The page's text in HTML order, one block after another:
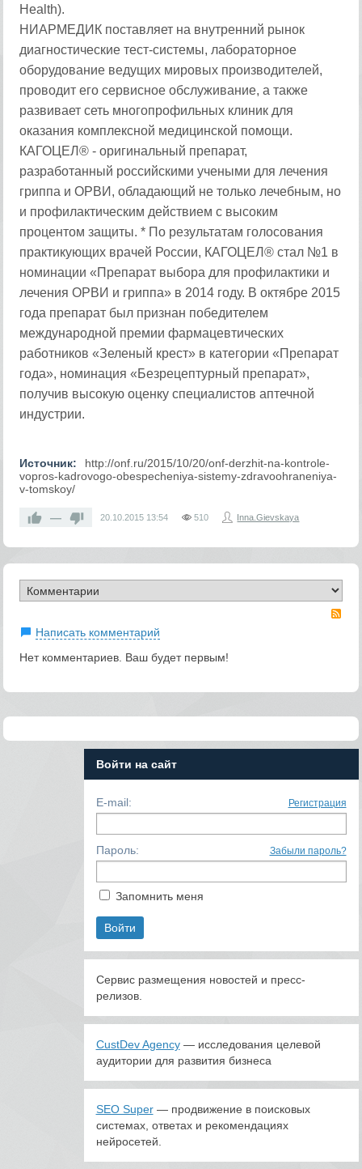
Health).
НИАРМЕДИК поставляет на внутренний рынок
диагностические тест-системы, лабораторное
оборудование ведущих мировых производителей,
проводит его сервисное обслуживание, а также
развивает сеть многопрофильных клиник для
оказания комплексной медицинской помощи.
КАГОЦЕЛ® - оригинальный препарат,
разработанный российскими учеными для лечения
гриппа и ОРВИ, обладающий не только лечебным, но
и профилактическим действием с высоким
процентом защиты. * По результатам голосования
практикующих врачей России, КАГОЦЕЛ® стал №1 в
номинации «Препарат выбора для профилактики и
лечения ОРВИ и гриппа» в 2014 году. В октябре 2015
года препарат был признан победителем
международной премии фармацевтических
работников «Зеленый крест» в категории «Препарат
года», номинация «Безрецептурный препарат»,
получив высокую оценку специалистов аптечной
индустрии.
Источник:
http://onf.ru/2015/10/20/onf-derzhit-na-kontrole-
vopros-kadrovogo-obespecheniya-sistemy-zdravoohraneniya-
v-tomskoy/
— 20.10.2015 13:54 510 Inna.Gievskaya
Написать комментарий
Нет комментариев. Ваш будет первым!
Войти на сайт
E-mail: Регистрация
Пароль: Забыли пароль?
Запомнить меня
Сервис размещения новостей и пресс-
релизов.
CustDev Agency— исследования целевой
аудитории для развития бизнеса
SEO Super— продвижение в поисковых
системах, ответах и рекомендациях
нейросетей.